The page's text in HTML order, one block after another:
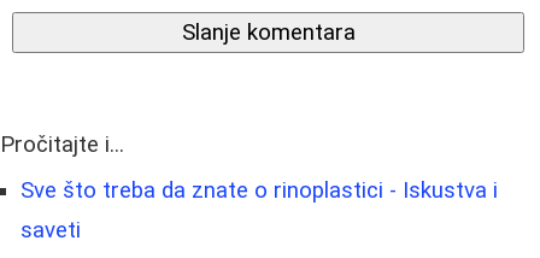
Slanje komentara
Pročitajte i...
Sve što treba da znate o rinoplastici - Iskustva i
saveti